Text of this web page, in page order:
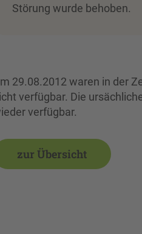
Störung wurde behoben.
29.08.2012 waren in der
verfügbar. Die
verfügbar.
zur Übersicht